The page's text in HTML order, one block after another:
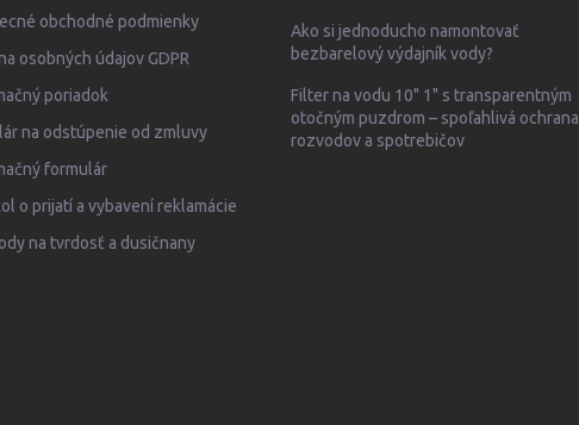
obchodné podmienky
osobných údajov GDPR
poriadok
na odstúpenie od zmluvy
formulár
o prijatí a vybavení reklamácie
na tvrdosť a dusičnany
Ako si jednoducho namontovať
bezbarelový výdajník vody?
Filter na vodu 10" 1" s transparentným
otočným puzdrom – spoľahlivá ochrana
rozvodov a spotrebičov